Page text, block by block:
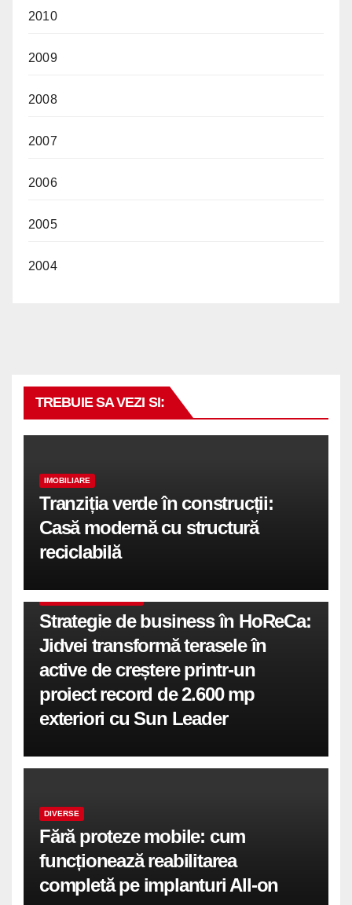
2010
2009
2008
2007
2006
2005
2004
TREBUIE SA VEZI SI:
IMOBILIARE
Tranziția verde în construcții:
Casă modernă cu structură
reciclabilă
Strategie de business în HoReCa:
Jidvei transformă terasele în
active de creștere printr-un
proiect record de 2.600 mp
exteriori cu Sun Leader
DIVERSE
Fără proteze mobile: cum
funcționează reabilitarea
completă pe implanturi All-on